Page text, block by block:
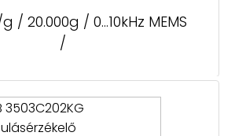
/ 20.000g / 0...10kHz MEMS
/